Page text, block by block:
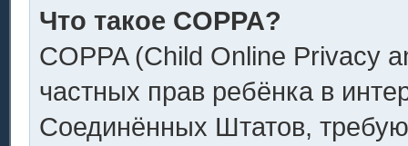
Что такое COPPA?
COPPA (Child Online Privacy
частных прав ребёнка в
Соединённых Штатов,